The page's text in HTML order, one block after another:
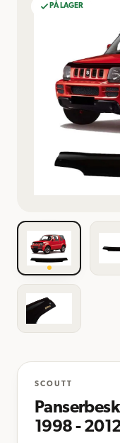
PÅ LAGER
SCOUTT
1998 -